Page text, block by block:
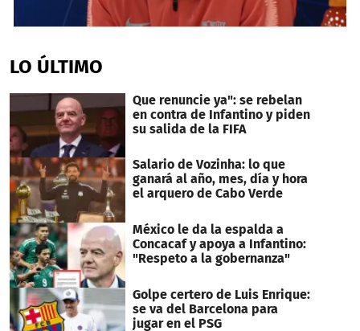
of
1
15
seconds
LO ÚLTIMO
Que renuncie ya": se rebelan
en contra de Infantino y piden
su salida de la FIFA
Salario de Vozinha: lo que
ganará al año, mes, día y hora
el arquero de Cabo Verde
México le da la espalda a
Concacaf y apoya a Infantino:
"Respeto a la gobernanza"
Golpe certero de Luis Enrique:
se va del Barcelona para
jugar en el PSG